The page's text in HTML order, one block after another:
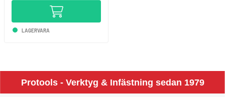
LAGERVARA
Protools - Verktyg & Infästning sedan 1979